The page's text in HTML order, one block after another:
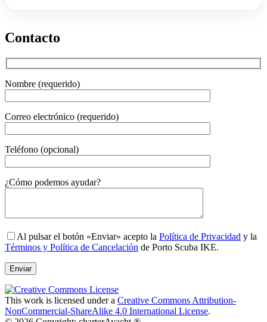
Contacto
Nombre (requerido)
Correo electrónico (requerido)
Teléfono (opcional)
Gender
¿Cómo podemos ayudar?
Al pulsar el botón «Enviar» acepto la Política de Privacidad y la
Términos y Política de Cancelación de Porto Scuba IKE.
This work is licensed under a Creative Commons Attribution-
NonCommercial-ShareAlike 4.0 International License.